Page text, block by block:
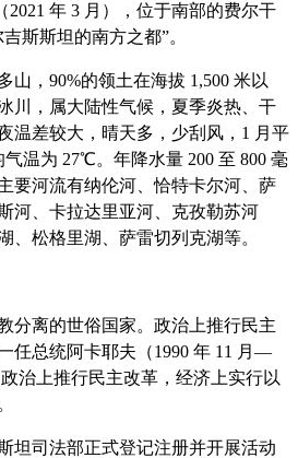
2021 年 3 月），位于南部的费尔干
斯斯坦的南方之都”。
，90%的领土在海拔 1,500 米以
川，属大陆性气候，夏季炎热、干
温差较大，晴天多，少刮风，1 月平
温为 27℃。年降水量 200 至 800 毫
要河流有纳伦河、恰特卡尔河、萨
河、卡拉达里亚河、克孜勒苏河
、松格里湖、萨雷切列克湖等。
离的世俗国家。政治上推行民主
任总统阿卡耶夫（1990 年 11 月—
治上推行民主改革，经济上实行以
司法部正式登记注册并开展活动